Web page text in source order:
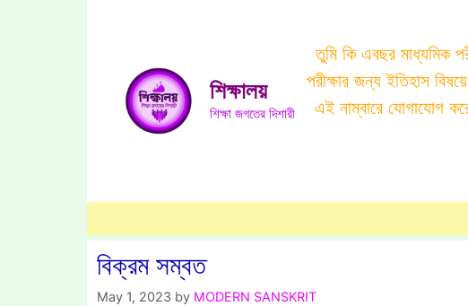
শিক্ষালয়
শিক্ষা জগতের দিশারী
তুমি কি এবছর মাধ্যমিক
পরীক্ষার জন্য ইতিহাস
এই নাম্বারে যোগাযোগ
বিক্রম সম্বত
May 1, 2023 by MODERN SANSKRIT